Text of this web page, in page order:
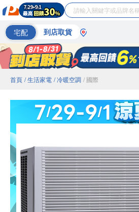
宅配 到店取貨
首頁 / 生活家電 / 冷暖空調 / 國際